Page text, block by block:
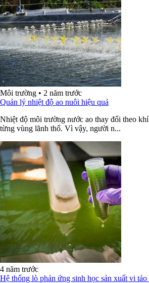
Môi trường • 2 năm trước
Quản lý nhiệt độ ao nuôi hiệu quả
Nhiệt độ môi trường nước ao thay đổi theo
từng vùng lãnh thổ. Vì vậy, người n...
4 năm trước
Hệ thống lò phản ứng sinh học sản xuất vi